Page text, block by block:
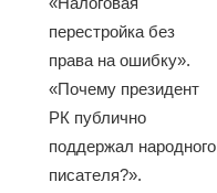
перестройка без
права на ошибку».
«Почему президент
РК публично
поддержал народного
писателя?».